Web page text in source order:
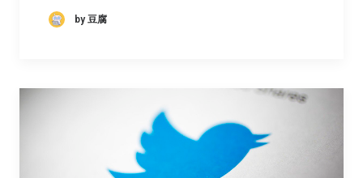
by 豆腐